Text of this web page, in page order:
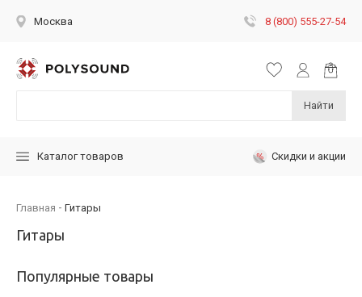
Москва 8 (800) 555-27-54
Найти
Каталог товаров Скидки и акции
Главная Гитары
Гитары
Популярные товары